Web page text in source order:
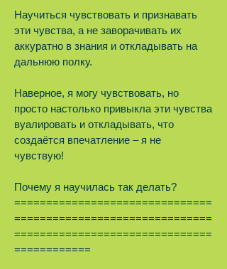
Научиться чувствовать и признавать
эти чувства, а не заворачивать их
аккуратно в знания и откладывать на
дальнюю полку.
Наверное, я могу чувствовать, но
просто настолько привыкла эти чувства
вуалировать и откладывать, что
создаётся впечатление – я не
чувствую!
Почему я научилась так делать?
===============================
===============================
===============================
============